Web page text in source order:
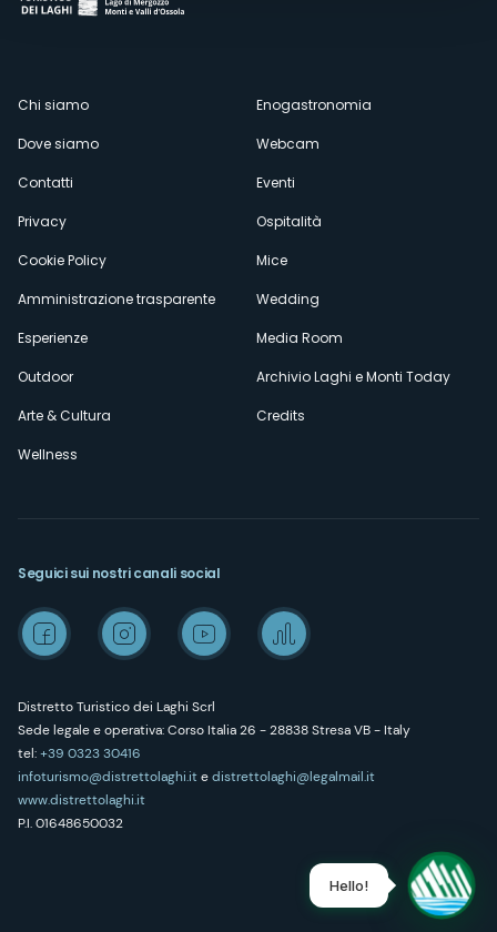
Menù
secondario
Chi siamo
Dove siamo
Contatti
Privacy
Cookie Policy
Amministrazione trasparente
Esperienze
Outdoor
Arte & Cultura
Wellness
Enogastronomia
Webcam
Eventi
Ospitalità
Mice
Wedding
Media Room
Archivio Laghi e Monti Today
Credits
Distretto Turistico dei Laghi Scrl
Sede legale e operativa: Corso Italia 26 - 28838 Stresa VB - Italy
tel:+39 0323 30416
infoturismo@distrettolaghi.itedistrettolaghi@legalmail.it
www.distrettolaghi.it
P.I. 01648650032
Seguici sui nostri canali social